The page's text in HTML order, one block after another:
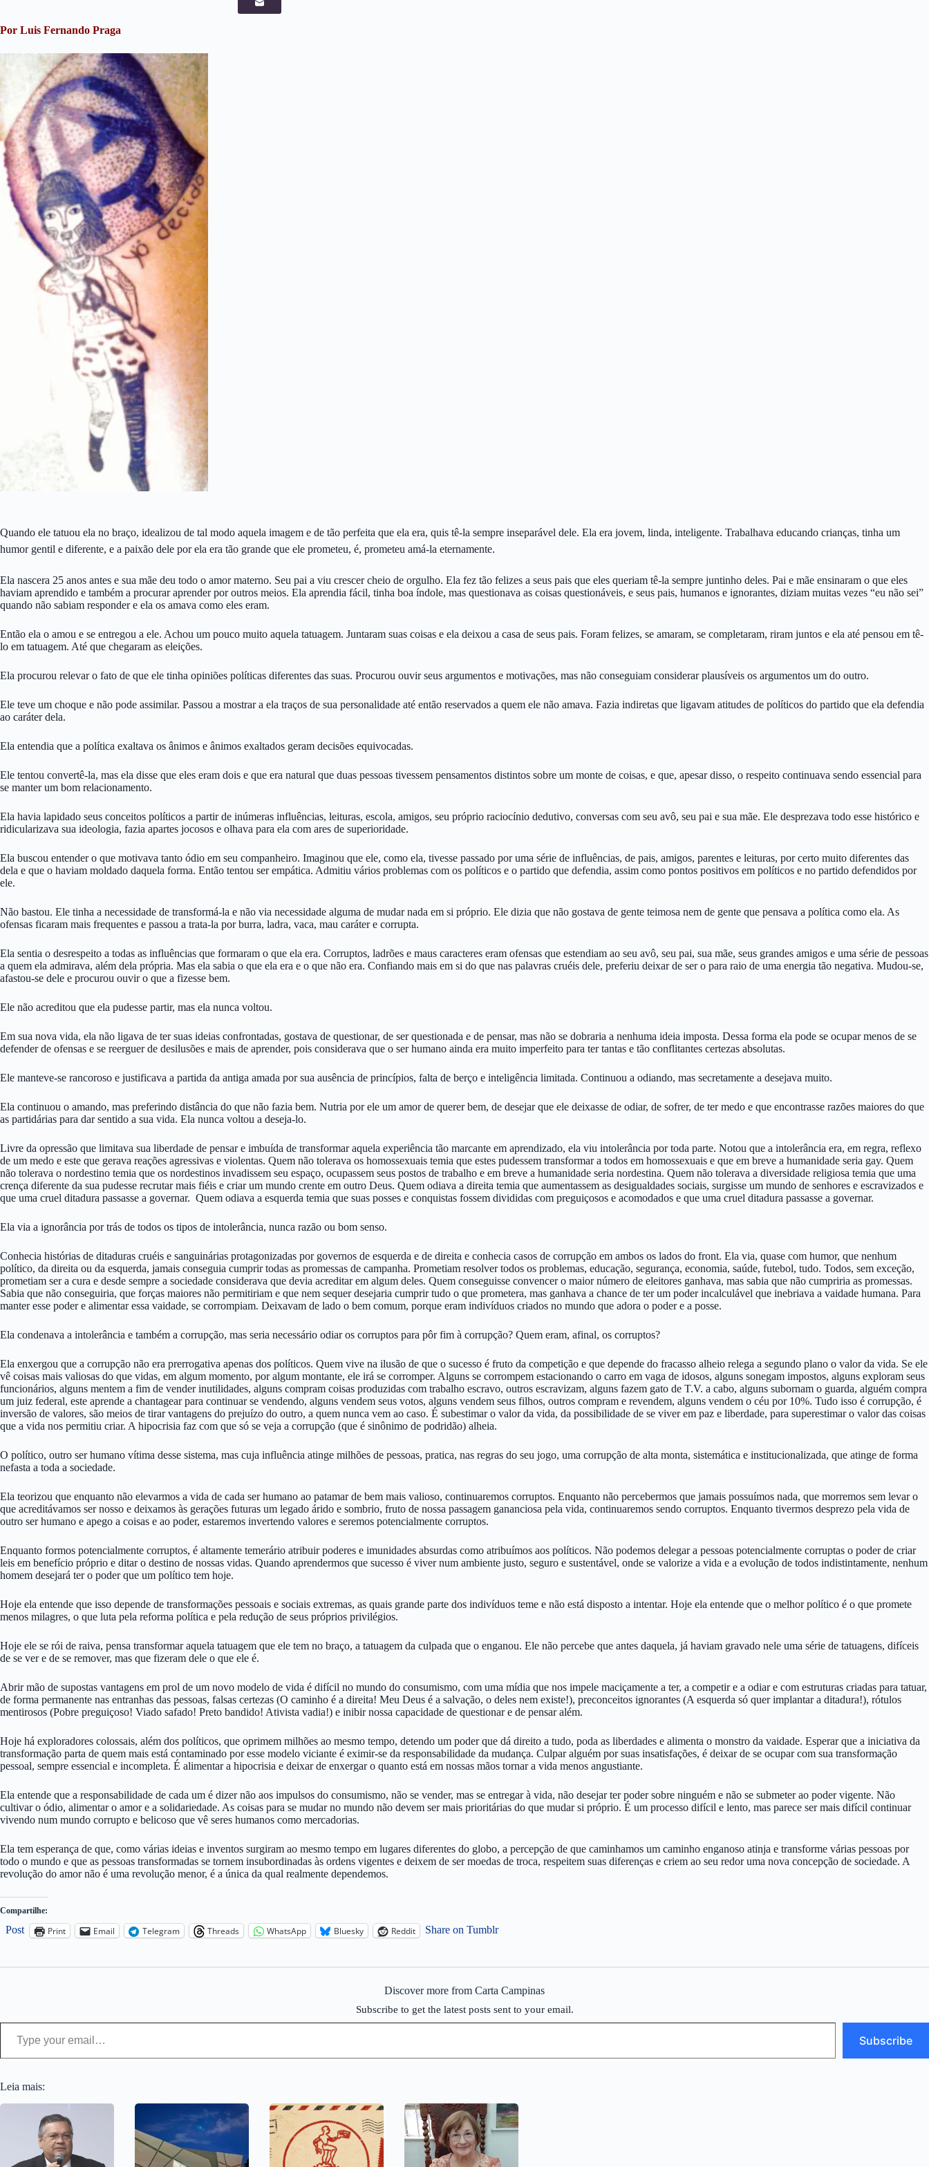
Por Luis Fernando Praga
Quando ele tatuou ela no braço, idealizou de tal modo aquela imagem e de tão perfeita que ela era, quis tê-la sempre inseparável dele. Ela era jovem, linda, inteligente. Trabalhava educando crianças, tinha um
humor gentil e diferente, e a paixão dele por ela era tão grande que ele prometeu, é, prometeu amá-la eternamente.
Ela nascera 25 anos antes e sua mãe deu todo o amor materno. Seu pai a viu crescer cheio de orgulho. Ela fez tão felizes a seus pais que eles queriam tê-la sempre juntinho deles. Pai e mãe ensinaram o que eles
haviam aprendido e também a procurar aprender por outros meios. Ela aprendia fácil, tinha boa índole, mas questionava as coisas questionáveis, e seus pais, humanos e ignorantes, diziam muitas vezes “eu não sei”
quando não sabiam responder e ela os amava como eles eram.
Então ela o amou e se entregou a ele. Achou um pouco muito aquela tatuagem. Juntaram suas coisas e ela deixou a casa de seus pais. Foram felizes, se amaram, se completaram, riram juntos e ela até pensou em tê-
lo em tatuagem. Até que chegaram as eleições.
Ela procurou relevar o fato de que ele tinha opiniões políticas diferentes das suas. Procurou ouvir seus argumentos e motivações, mas não conseguiam considerar plausíveis os argumentos um do outro.
Ele teve um choque e não pode assimilar. Passou a mostrar a ela traços de sua personalidade até então reservados a quem ele não amava. Fazia indiretas que ligavam atitudes de políticos do partido que ela defendia
ao caráter dela.
Ela entendia que a política exaltava os ânimos e ânimos exaltados geram decisões equivocadas.
Ele tentou convertê-la, mas ela disse que eles eram dois e que era natural que duas pessoas tivessem pensamentos distintos sobre um monte de coisas, e que, apesar disso, o respeito continuava sendo essencial para
se manter um bom relacionamento.
Ela havia lapidado seus conceitos políticos a partir de inúmeras influências, leituras, escola, amigos, seu próprio raciocínio dedutivo, conversas com seu avô, seu pai e sua mãe. Ele desprezava todo esse histórico e
ridicularizava sua ideologia, fazia apartes jocosos e olhava para ela com ares de superioridade.
Ela buscou entender o que motivava tanto ódio em seu companheiro. Imaginou que ele, como ela, tivesse passado por uma série de influências, de pais, amigos, parentes e leituras, por certo muito diferentes das
dela e que o haviam moldado daquela forma. Então tentou ser empática. Admitiu vários problemas com os políticos e o partido que defendia, assim como pontos positivos em políticos e no partido defendidos por
ele.
Não bastou. Ele tinha a necessidade de transformá-la e não via necessidade alguma de mudar nada em si próprio. Ele dizia que não gostava de gente teimosa nem de gente que pensava a política como ela. As
ofensas ficaram mais frequentes e passou a trata-la por burra, ladra, vaca, mau caráter e corrupta.
Ela sentia o desrespeito a todas as influências que formaram o que ela era. Corruptos, ladrões e maus caracteres eram ofensas que estendiam ao seu avô, seu pai, sua mãe, seus grandes amigos e uma série de pessoas
a quem ela admirava, além dela própria. Mas ela sabia o que ela era e o que não era. Confiando mais em si do que nas palavras cruéis dele, preferiu deixar de ser o para raio de uma energia tão negativa. Mudou-se,
afastou-se dele e procurou ouvir o que a fizesse bem.
Ele não acreditou que ela pudesse partir, mas ela nunca voltou.
Em sua nova vida, ela não ligava de ter suas ideias confrontadas, gostava de questionar, de ser questionada e de pensar, mas não se dobraria a nenhuma ideia imposta. Dessa forma ela pode se ocupar menos de se
defender de ofensas e se reerguer de desilusões e mais de aprender, pois considerava que o ser humano ainda era muito imperfeito para ter tantas e tão conflitantes certezas absolutas.
Ele manteve-se rancoroso e justificava a partida da antiga amada por sua ausência de princípios, falta de berço e inteligência limitada. Continuou a odiando, mas secretamente a desejava muito.
Ela continuou o amando, mas preferindo distância do que não fazia bem. Nutria por ele um amor de querer bem, de desejar que ele deixasse de odiar, de sofrer, de ter medo e que encontrasse razões maiores do que
as partidárias para dar sentido a sua vida. Ela nunca voltou a deseja-lo.
Livre da opressão que limitava sua liberdade de pensar e imbuída de transformar aquela experiência tão marcante em aprendizado, ela viu intolerância por toda parte. Notou que a intolerância era, em regra, reflexo
de um medo e este que gerava reações agressivas e violentas. Quem não tolerava os homossexuais temia que estes pudessem transformar a todos em homossexuais e que em breve a humanidade seria gay. Quem
não tolerava o nordestino temia que os nordestinos invadissem seu espaço, ocupassem seus postos de trabalho e em breve a humanidade seria nordestina. Quem não tolerava a diversidade religiosa temia que uma
crença diferente da sua pudesse recrutar mais fiéis e criar um mundo crente em outro Deus. Quem odiava a direita temia que aumentassem as desigualdades sociais, surgisse um mundo de senhores e escravizados e
que uma cruel ditadura passasse a governar. Quem odiava a esquerda temia que suas posses e conquistas fossem divididas com preguiçosos e acomodados e que uma cruel ditadura passasse a governar.
Ela via a ignorância por trás de todos os tipos de intolerância, nunca razão ou bom senso.
Conhecia histórias de ditaduras cruéis e sanguinárias protagonizadas por governos de esquerda e de direita e conhecia casos de corrupção em ambos os lados do front. Ela via, quase com humor, que nenhum
político, da direita ou da esquerda, jamais conseguia cumprir todas as promessas de campanha. Prometiam resolver todos os problemas, educação, segurança, economia, saúde, futebol, tudo. Todos, sem exceção,
prometiam ser a cura e desde sempre a sociedade considerava que devia acreditar em algum deles. Quem conseguisse convencer o maior número de eleitores ganhava, mas sabia que não cumpriria as promessas.
Sabia que não conseguiria, que forças maiores não permitiriam e que nem sequer desejaria cumprir tudo o que prometera, mas ganhava a chance de ter um poder incalculável que inebriava a vaidade humana. Para
manter esse poder e alimentar essa vaidade, se corrompiam. Deixavam de lado o bem comum, porque eram indivíduos criados no mundo que adora o poder e a posse.
Ela condenava a intolerância e também a corrupção, mas seria necessário odiar os corruptos para pôr fim à corrupção? Quem eram, afinal, os corruptos?
Ela enxergou que a corrupção não era prerrogativa apenas dos políticos. Quem vive na ilusão de que o sucesso é fruto da competição e que depende do fracasso alheio relega a segundo plano o valor da vida. Se ele
vê coisas mais valiosas do que vidas, em algum momento, por algum montante, ele irá se corromper. Alguns se corrompem estacionando o carro em vaga de idosos, alguns sonegam impostos, alguns exploram seus
funcionários, alguns mentem a fim de vender inutilidades, alguns compram coisas produzidas com trabalho escravo, outros escravizam, alguns fazem gato de T.V. a cabo, alguns subornam o guarda, alguém compra
um juiz federal, este aprende a chantagear para continuar se vendendo, alguns vendem seus votos, alguns vendem seus filhos, outros compram e revendem, alguns vendem o céu por 10%. Tudo isso é corrupção, é
inversão de valores, são meios de tirar vantagens do prejuízo do outro, a quem nunca vem ao caso. É subestimar o valor da vida, da possibilidade de se viver em paz e liberdade, para superestimar o valor das coisas
que a vida nos permitiu criar. A hipocrisia faz com que só se veja a corrupção (que é sinônimo de podridão) alheia.
O político, outro ser humano vítima desse sistema, mas cuja influência atinge milhões de pessoas, pratica, nas regras do seu jogo, uma corrupção de alta monta, sistemática e institucionalizada, que atinge de forma
nefasta a toda a sociedade.
Ela teorizou que enquanto não elevarmos a vida de cada ser humano ao patamar de bem mais valioso, continuaremos corruptos. Enquanto não percebermos que jamais possuímos nada, que morremos sem levar o
que acreditávamos ser nosso e deixamos às gerações futuras um legado árido e sombrio, fruto de nossa passagem gananciosa pela vida, continuaremos sendo corruptos. Enquanto tivermos desprezo pela vida de
outro ser humano e apego a coisas e ao poder, estaremos invertendo valores e seremos potencialmente corruptos.
Enquanto formos potencialmente corruptos, é altamente temerário atribuir poderes e imunidades absurdas como atribuímos aos políticos. Não podemos delegar a pessoas potencialmente corruptas o poder de criar
leis em benefício próprio e ditar o destino de nossas vidas. Quando aprendermos que sucesso é viver num ambiente justo, seguro e sustentável, onde se valorize a vida e a evolução de todos indistintamente, nenhum
homem desejará ter o poder que um político tem hoje.
Hoje ela entende que isso depende de transformações pessoais e sociais extremas, as quais grande parte dos indivíduos teme e não está disposto a intentar. Hoje ela entende que o melhor político é o que promete
menos milagres, o que luta pela reforma política e pela redução de seus próprios privilégios.
Hoje ele se rói de raiva, pensa transformar aquela tatuagem que ele tem no braço, a tatuagem da culpada que o enganou. Ele não percebe que antes daquela, já haviam gravado nele uma série de tatuagens, difíceis
de se ver e de se remover, mas que fizeram dele o que ele é.
Abrir mão de supostas vantagens em prol de um novo modelo de vida é difícil no mundo do consumismo, com uma mídia que nos impele maciçamente a ter, a competir e a odiar e com estruturas criadas para tatuar,
de forma permanente nas entranhas das pessoas, falsas certezas (O caminho é a direita! Meu Deus é a salvação, o deles nem existe!), preconceitos ignorantes (A esquerda só quer implantar a ditadura!), rótulos
mentirosos (Pobre preguiçoso! Viado safado! Preto bandido! Ativista vadia!) e inibir nossa capacidade de questionar e de pensar além.
Hoje há exploradores colossais, além dos políticos, que oprimem milhões ao mesmo tempo, detendo um poder que dá direito a tudo, poda as liberdades e alimenta o monstro da vaidade. Esperar que a iniciativa da
transformação parta de quem mais está contaminado por esse modelo viciante é eximir-se da responsabilidade da mudança. Culpar alguém por suas insatisfações, é deixar de se ocupar com sua transformação
pessoal, sempre essencial e incompleta. É alimentar a hipocrisia e deixar de enxergar o quanto está em nossas mãos tornar a vida menos angustiante.
Ela entende que a responsabilidade de cada um é dizer não aos impulsos do consumismo, não se vender, mas se entregar à vida, não desejar ter poder sobre ninguém e não se submeter ao poder vigente. Não
cultivar o ódio, alimentar o amor e a solidariedade. As coisas para se mudar no mundo não devem ser mais prioritárias do que mudar si próprio. É um processo difícil e lento, mas parece ser mais difícil continuar
vivendo num mundo corrupto e belicoso que vê seres humanos como mercadorias.
Ela tem esperança de que, como várias ideias e inventos surgiram ao mesmo tempo em lugares diferentes do globo, a percepção de que caminhamos um caminho enganoso atinja e transforme várias pessoas por
todo o mundo e que as pessoas transformadas se tornem insubordinadas às ordens vigentes e deixem de ser moedas de troca, respeitem suas diferenças e criem ao seu redor uma nova concepção de sociedade. A
revolução do amor não é uma revolução menor, é a única da qual realmente dependemos.
Compartilhe:
Post Print Email Telegram Threads WhatsApp Bluesky Reddit Share on Tumblr
Discover more from Carta Campinas
Subscribe to get the latest posts sent to your email.
Type your email…
Subscribe
Leia mais: